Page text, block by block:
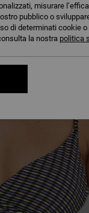
misurare
pubblico o
di determinati cookie
la nostra politica